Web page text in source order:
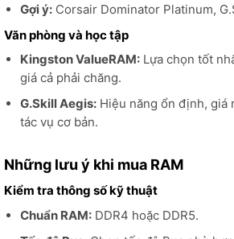
Gợi ý:Corsair Dominator Platinum,
Văn phòng và học tập
Kingston ValueRAM:Lựa chọn tốt
giá cả phải chăng.
G.Skill Aegis:Hiệu năng ổn định, giá
tác vụ cơ bản.
Những lưu ý khi mua RAM
Kiểm tra thông số kỹ thuật
Chuẩn RAM:DDR4 hoặc DDR5.